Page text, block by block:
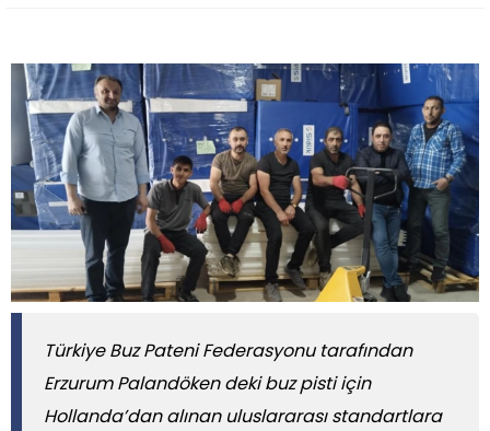
Türkiye Buz Pateni Federasyonu tarafından
Erzurum Palandöken deki buz pisti için
Hollanda’dan alınan uluslararası standartlara